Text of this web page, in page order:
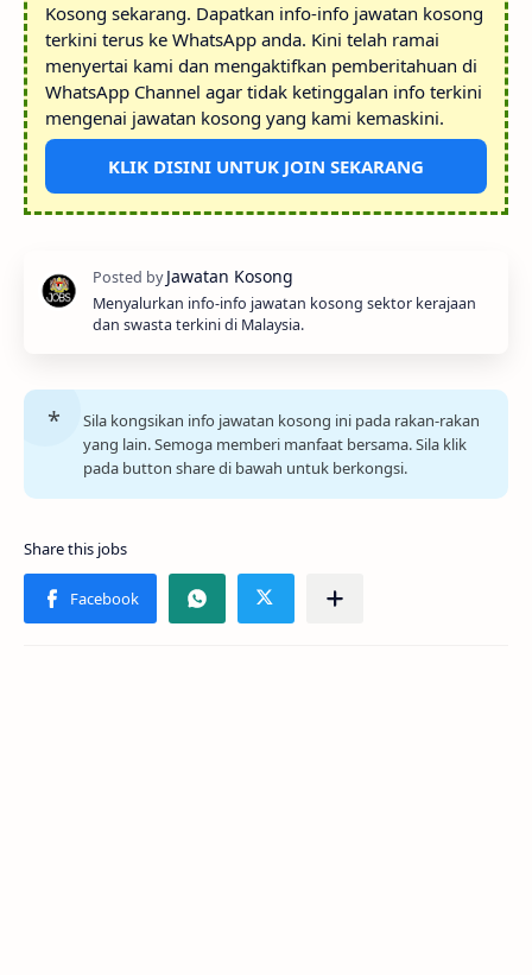
Kosong sekarang. Dapatkan info-info jawatan kosong
terkini terus ke WhatsApp anda. Kini telah ramai
menyertai kami dan mengaktifkan pemberitahuan di
WhatsApp Channel agar tidak ketinggalan info terkini
mengenai jawatan kosong yang kami kemaskini.
KLIK DISINI UNTUK JOIN SEKARANG
Menyalurkan info-info jawatan kosong sektor kerajaan
dan swasta terkini di Malaysia.
Sila kongsikan info jawatan kosong ini pada rakan-rakan
yang lain. Semoga memberi manfaat bersama. Sila klik
pada button share di bawah untuk berkongsi.